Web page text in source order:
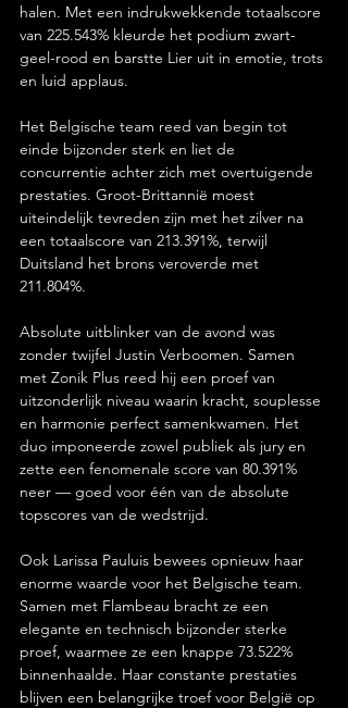
halen. Met een indrukwekkende totaalscore
van 225.543% kleurde het podium zwart-
geel-rood en barstte Lier uit in emotie, trots
en luid applaus.
Het Belgische team reed van begin tot
einde bijzonder sterk en liet de
concurrentie achter zich met overtuigende
prestaties. Groot-Brittannië moest
uiteindelijk tevreden zijn met het zilver na
een totaalscore van 213.391%, terwijl
Duitsland het brons veroverde met
211.804%.
Absolute uitblinker van de avond was
zonder twijfel Justin Verboomen. Samen
met Zonik Plus reed hij een proef van
uitzonderlijk niveau waarin kracht, souplesse
en harmonie perfect samenkwamen. Het
duo imponeerde zowel publiek als jury en
zette een fenomenale score van 80.391%
neer — goed voor één van de absolute
topscores van de wedstrijd.
Ook Larissa Pauluis bewees opnieuw haar
enorme waarde voor het Belgische team.
Samen met Flambeau bracht ze een
elegante en technisch bijzonder sterke
proef, waarmee ze een knappe 73.522%
binnenhaalde. Haar constante prestaties
blijven een belangrijke troef voor België op